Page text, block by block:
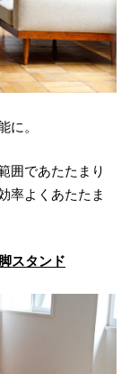
に。
囲であたたまり
率よくあたたま
スタンド